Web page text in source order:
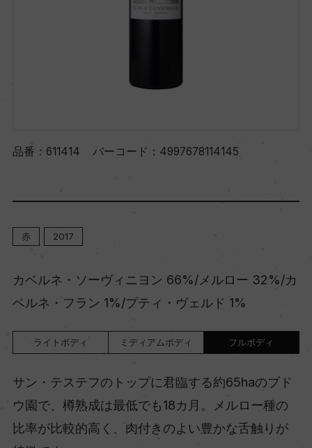
品番： 611414 バーコード： 4997678114145
赤 2017
カベルネ・ソーヴィニヨン 66%/メルロー 32%/カ
ベルネ・フラン 1%/プティ・ヴェルド 1%
ライトボディ ミディアムボディ フルボディ
サン・テステフのトップに君臨する約65haのブド
ウ園で、樽熟成は最低でも18カ月。メルロー種の
比率が比較的高く、肉付きのよい豊かな舌触りが